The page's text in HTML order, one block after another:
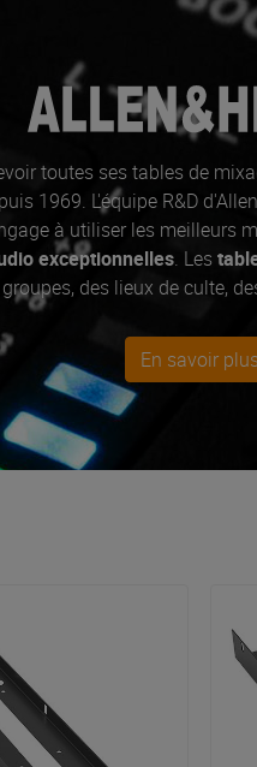
toutes ses tables de
1969. L'équipe R&D
à utiliser les meilleurs
exceptionnelles. Les
des lieux de culte,
pour sonorisateurs
En savoir plus